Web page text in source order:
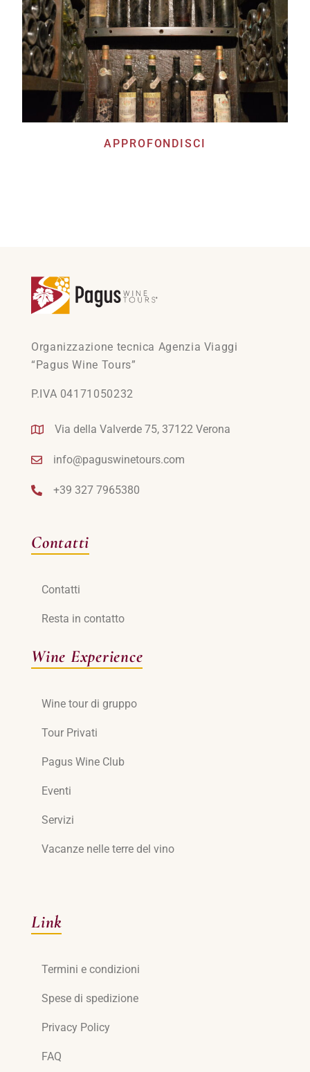
APPROFONDISCI
Organizzazione tecnica Agenzia Viaggi
“Pagus Wine Tours”
P.IVA 04171050232
Via della Valverde 75, 37122 Verona
info@paguswinetours.com
+39 327 7965380
Contatti
Contatti
Resta in contatto
Wine Experience
Wine tour di gruppo
Tour Privati
Pagus Wine Club
Eventi
Servizi
Vacanze nelle terre del vino
Link
Termini e condizioni
Spese di spedizione
Privacy Policy
FAQ